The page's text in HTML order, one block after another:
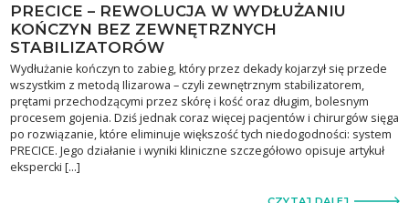
PRECICE – REWOLUCJA W WYDŁUŻANIU
KOŃCZYN BEZ ZEWNĘTRZNYCH
STABILIZATORÓW
Wydłużanie kończyn to zabieg, który przez dekady kojarzył się przede
wszystkim z metodą Ilizarowa – czyli zewnętrznym stabilizatorem,
prętami przechodzącymi przez skórę i kość oraz długim, bolesnym
procesem gojenia. Dziś jednak coraz więcej pacjentów i chirurgów sięga
po rozwiązanie, które eliminuje większość tych niedogodności: system
PRECICE. Jego działanie i wyniki kliniczne szczegółowo opisuje artykuł
ekspercki […]